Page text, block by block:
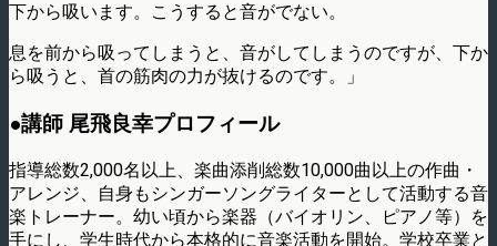
下から吸います。こうすると音がでない。
息を前から吸ってしまうと、音がしてしまうのですが、下か
ら吸うと、首の筋肉の力が抜けるのです。」
●講師 尾飛良幸プロフィール
指導総数2,000名以上、楽曲添削総数10,000曲以上の作曲・
アレンジ、自身もシンガーソングライターとして活動する音
楽トレーナー。幼い頃から楽器（バイオリン、ピアノ等）を
手にし、学生時代から本格的に音楽活動を開始。学校卒業と